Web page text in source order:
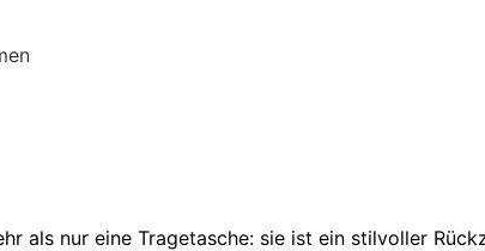
als nur eine Tragetasche: sie ist ein stilvoller